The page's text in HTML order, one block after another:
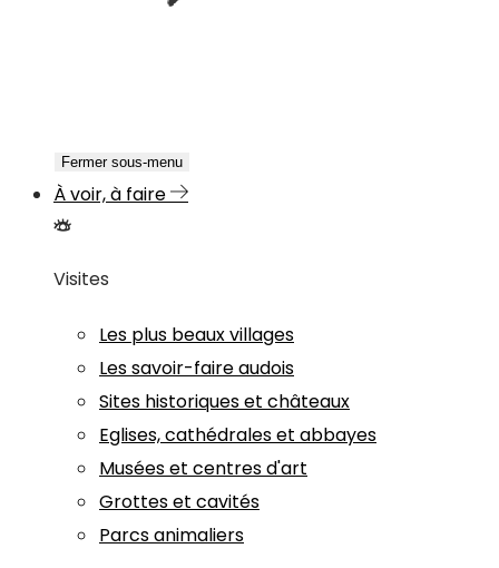
Fermer sous-menu
À voir, à faire
Visites
Les plus beaux villages
Les savoir-faire audois
Sites historiques et châteaux
Eglises, cathédrales et abbayes
Musées et centres d'art
Grottes et cavités
Parcs animaliers